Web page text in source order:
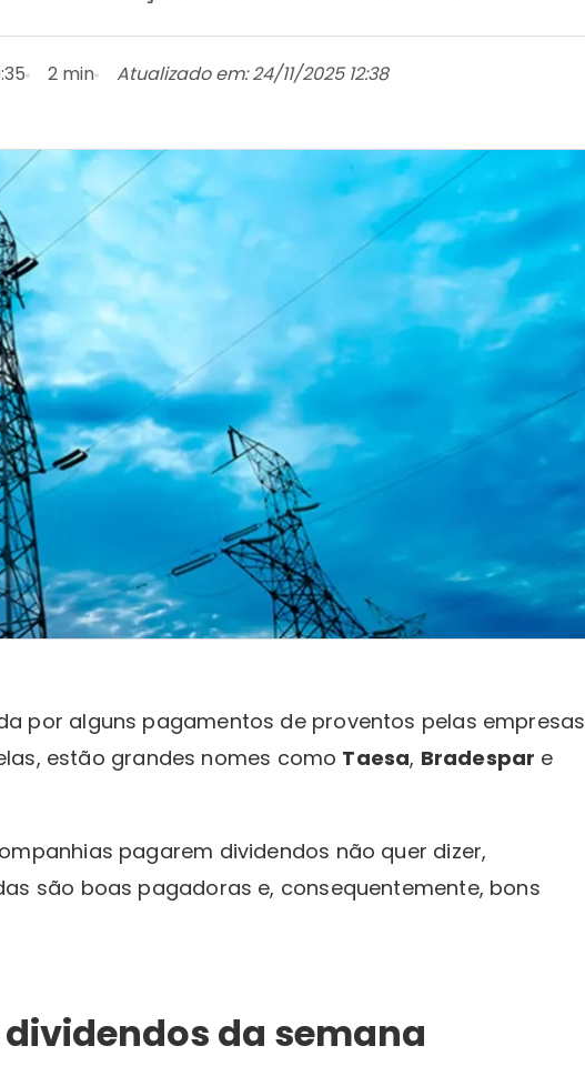
2 min Atualizado em: 24/11/2025 12:38
por alguns pagamentos de proventos pelas empresas
estão grandes nomes como Taesa, Bradespar e
pagarem dividendos não quer dizer,
são boas pagadoras e, consequentemente, bons
da semana